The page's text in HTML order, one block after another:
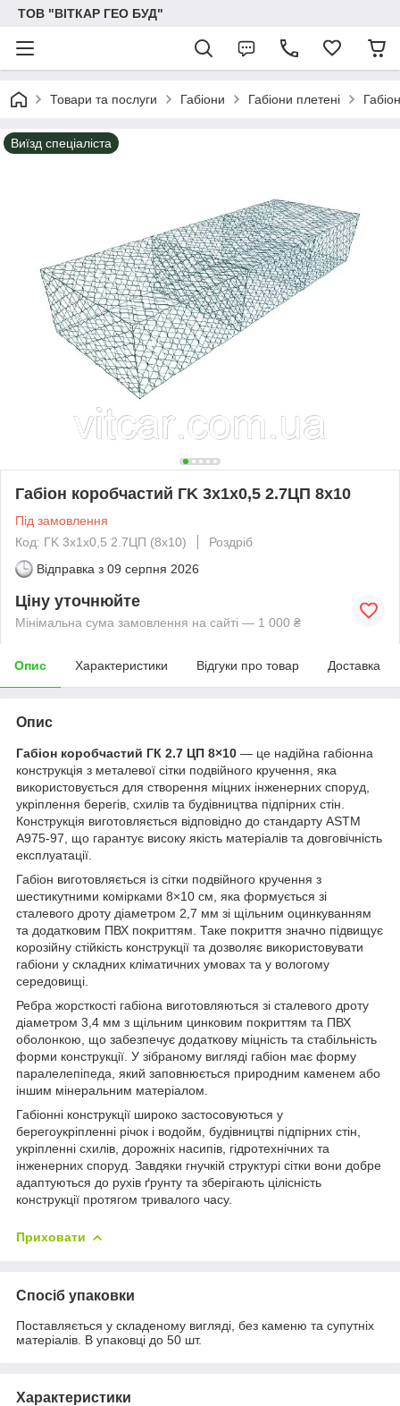
ТОВ "ВІТКАР ГЕО БУД"
Товари та послуги Габіони Габіони плетені
Виїзд спеціаліста
Габіон коробчастий ГK 3х1х0,5 2.7ЦП 8х10
Під замовлення
Код: ГK 3х1х0,5 2.7ЦП (8х10)
Роздріб
Відправка з 09 серпня 2026
Ціну уточнюйте
Мінімальна сума замовлення на сайті — 1 000 ₴
Опис Характеристики Відгуки про товар Доставка
Опис
Габіон коробчастий ГК 2.7 ЦП 8×10 — це надійна габіонна
конструкція з металевої сітки подвійного кручення, яка
використовується для створення міцних інженерних споруд,
укріплення берегів, схилів та будівництва підпірних стін.
Конструкція виготовляється відповідно до стандарту ASTM
A975-97, що гарантує високу якість матеріалів та довговічність
експлуатації.
Габіон виготовляється із сітки подвійного кручення з
шестикутними комірками 8×10 см, яка формується зі
сталевого дроту діаметром 2,7 мм зі щільним оцинкуванням
та додатковим ПВХ покриттям. Таке покриття значно підвищує
корозійну стійкість конструкції та дозволяє використовувати
габіони у складних кліматичних умовах та у вологому
середовищі.
Ребра жорсткості габіона виготовляються зі сталевого дроту
діаметром 3,4 мм з щільним цинковим покриттям та ПВХ
оболонкою, що забезпечує додаткову міцність та стабільність
форми конструкції. У зібраному вигляді габіон має форму
паралелепіпеда, який заповнюється природним каменем або
іншим мінеральним матеріалом.
Габіонні конструкції широко застосовуються у
берегоукріпленні річок і водойм, будівництві підпірних стін,
укріпленні схилів, дорожніх насипів, гідротехнічних та
інженерних споруд. Завдяки гнучкій структурі сітки вони добре
адаптуються до рухів ґрунту та зберігають цілісність
конструкції протягом тривалого часу.
Приховати
Спосіб упаковки
Поставляється у складеному вигляді, без каменю та супутніх
матеріалів. В упаковці до 50 шт.
Характеристики